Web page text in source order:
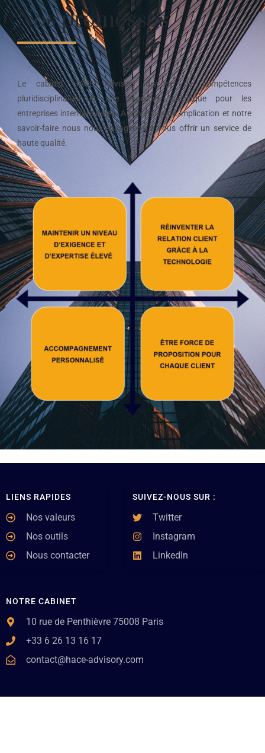
Nos promesses
Le cabinet HACE Advisory dispose de compétences
pluridisciplinaires et une expertise spécifique pour les
entreprises internationales. A travers notre implication et notre
savoir-faire nous nous engageons à vous offrir un service de
haute qualité.
NOTRE CABINET
10 rue de Penthièvre 75008 Paris
+33 6 26 13 16 17
contact@hace-advisory.com
SUIVEZ-NOUS SUR :
Twitter
Instagram
LinkedIn
LIENS RAPIDES
Nos valeurs
Nos outils
Nous contacter